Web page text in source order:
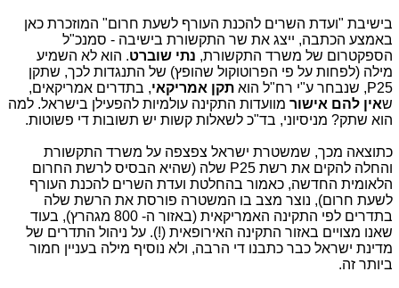
בישיבת "ועדת השרים להכנת העורף לשעת חרום" המוזכרת כאן
באמצע הכתבה, ייצג את שר התקשורת בישיבה - סמנכ"ל
הספקטרום של משרד התקשורת, נתי שוברט. הוא לא השמיע
מילה (לפחות על פי הפרוטוקול שהופץ) של התנגדות לכך, שתקן
P25, שנבחר ע"י רח"ל הוא
תקן אמריקאי, בתדרים אמריקאים,
שאין להם אישור מוועדות התקינה עולמיות להפעילן בישראל. למה
הוא שתק? מניסיוני, בד"כ לשאלות קשות יש תשובות די פשוטות.
כתוצאה מכך, שמשטרת ישראל צפצפה על משרד התקשורת
והחלה להקים את רשת P25 שלה (שהיא הבסיס לרשת החרום
הלאומית החדשה, כאמור בהחלטת ועדת השרים להכנת העורף
לשעת חרום), נוצר מצב בו המשטרה פורסת את הרשת שלה
בתדרים לפי התקינה האמריקאית (באזור ה- 800 מגהרץ), בעוד
שאנו מצויים באזור התקינה האירופאית (!). על ניהול התדרים של
מדינת ישראל כבר כתבנו די הרבה, ולא נוסיף מילה בעניין חמור
ביותר זה.